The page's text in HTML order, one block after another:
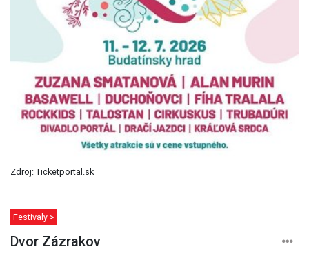
Zdroj: Ticketportal.sk
Festivaly >
Dvor Zázrakov